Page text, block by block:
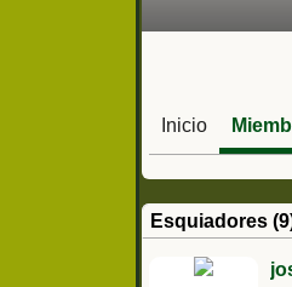
Inicio
Esquiadores